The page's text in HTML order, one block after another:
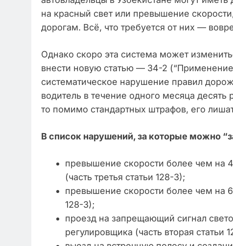
на красный свет или превышение
дорогам. Всё, что требуется от них —
Однако скоро эта система может
внести новую статью — 34-2
систематическое нарушение правил
водитель в течение одного месяца
то помимо стандартных штрафов, его
В список нарушений, за которые можно
превышение скорости более чем на
(часть третья статьи 128-3);
превышение скорости более чем на
128-3);
проезд на запрещающий сигнал
регулировщика (часть вторая статьи